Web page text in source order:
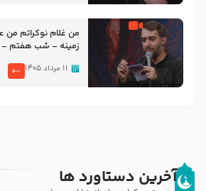
من غلام نوکراتم من
۱۱ مرداد ۱۴۰۵
آخرین دستاورد ها